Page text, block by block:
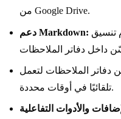
من Google Drive.
دعم Markdown:
دفاتر الملاحظات لتعمل
تلقائيًا في أوقات محددة.